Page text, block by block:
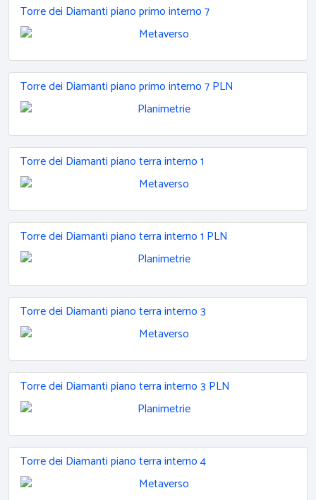
Torre dei Diamanti piano primo interno 7
Torre dei Diamanti piano primo interno 7 PLN
Torre dei Diamanti piano terra interno 1
Torre dei Diamanti piano terra interno 1 PLN
Torre dei Diamanti piano terra interno 3
Torre dei Diamanti piano terra interno 3 PLN
Torre dei Diamanti piano terra interno 4